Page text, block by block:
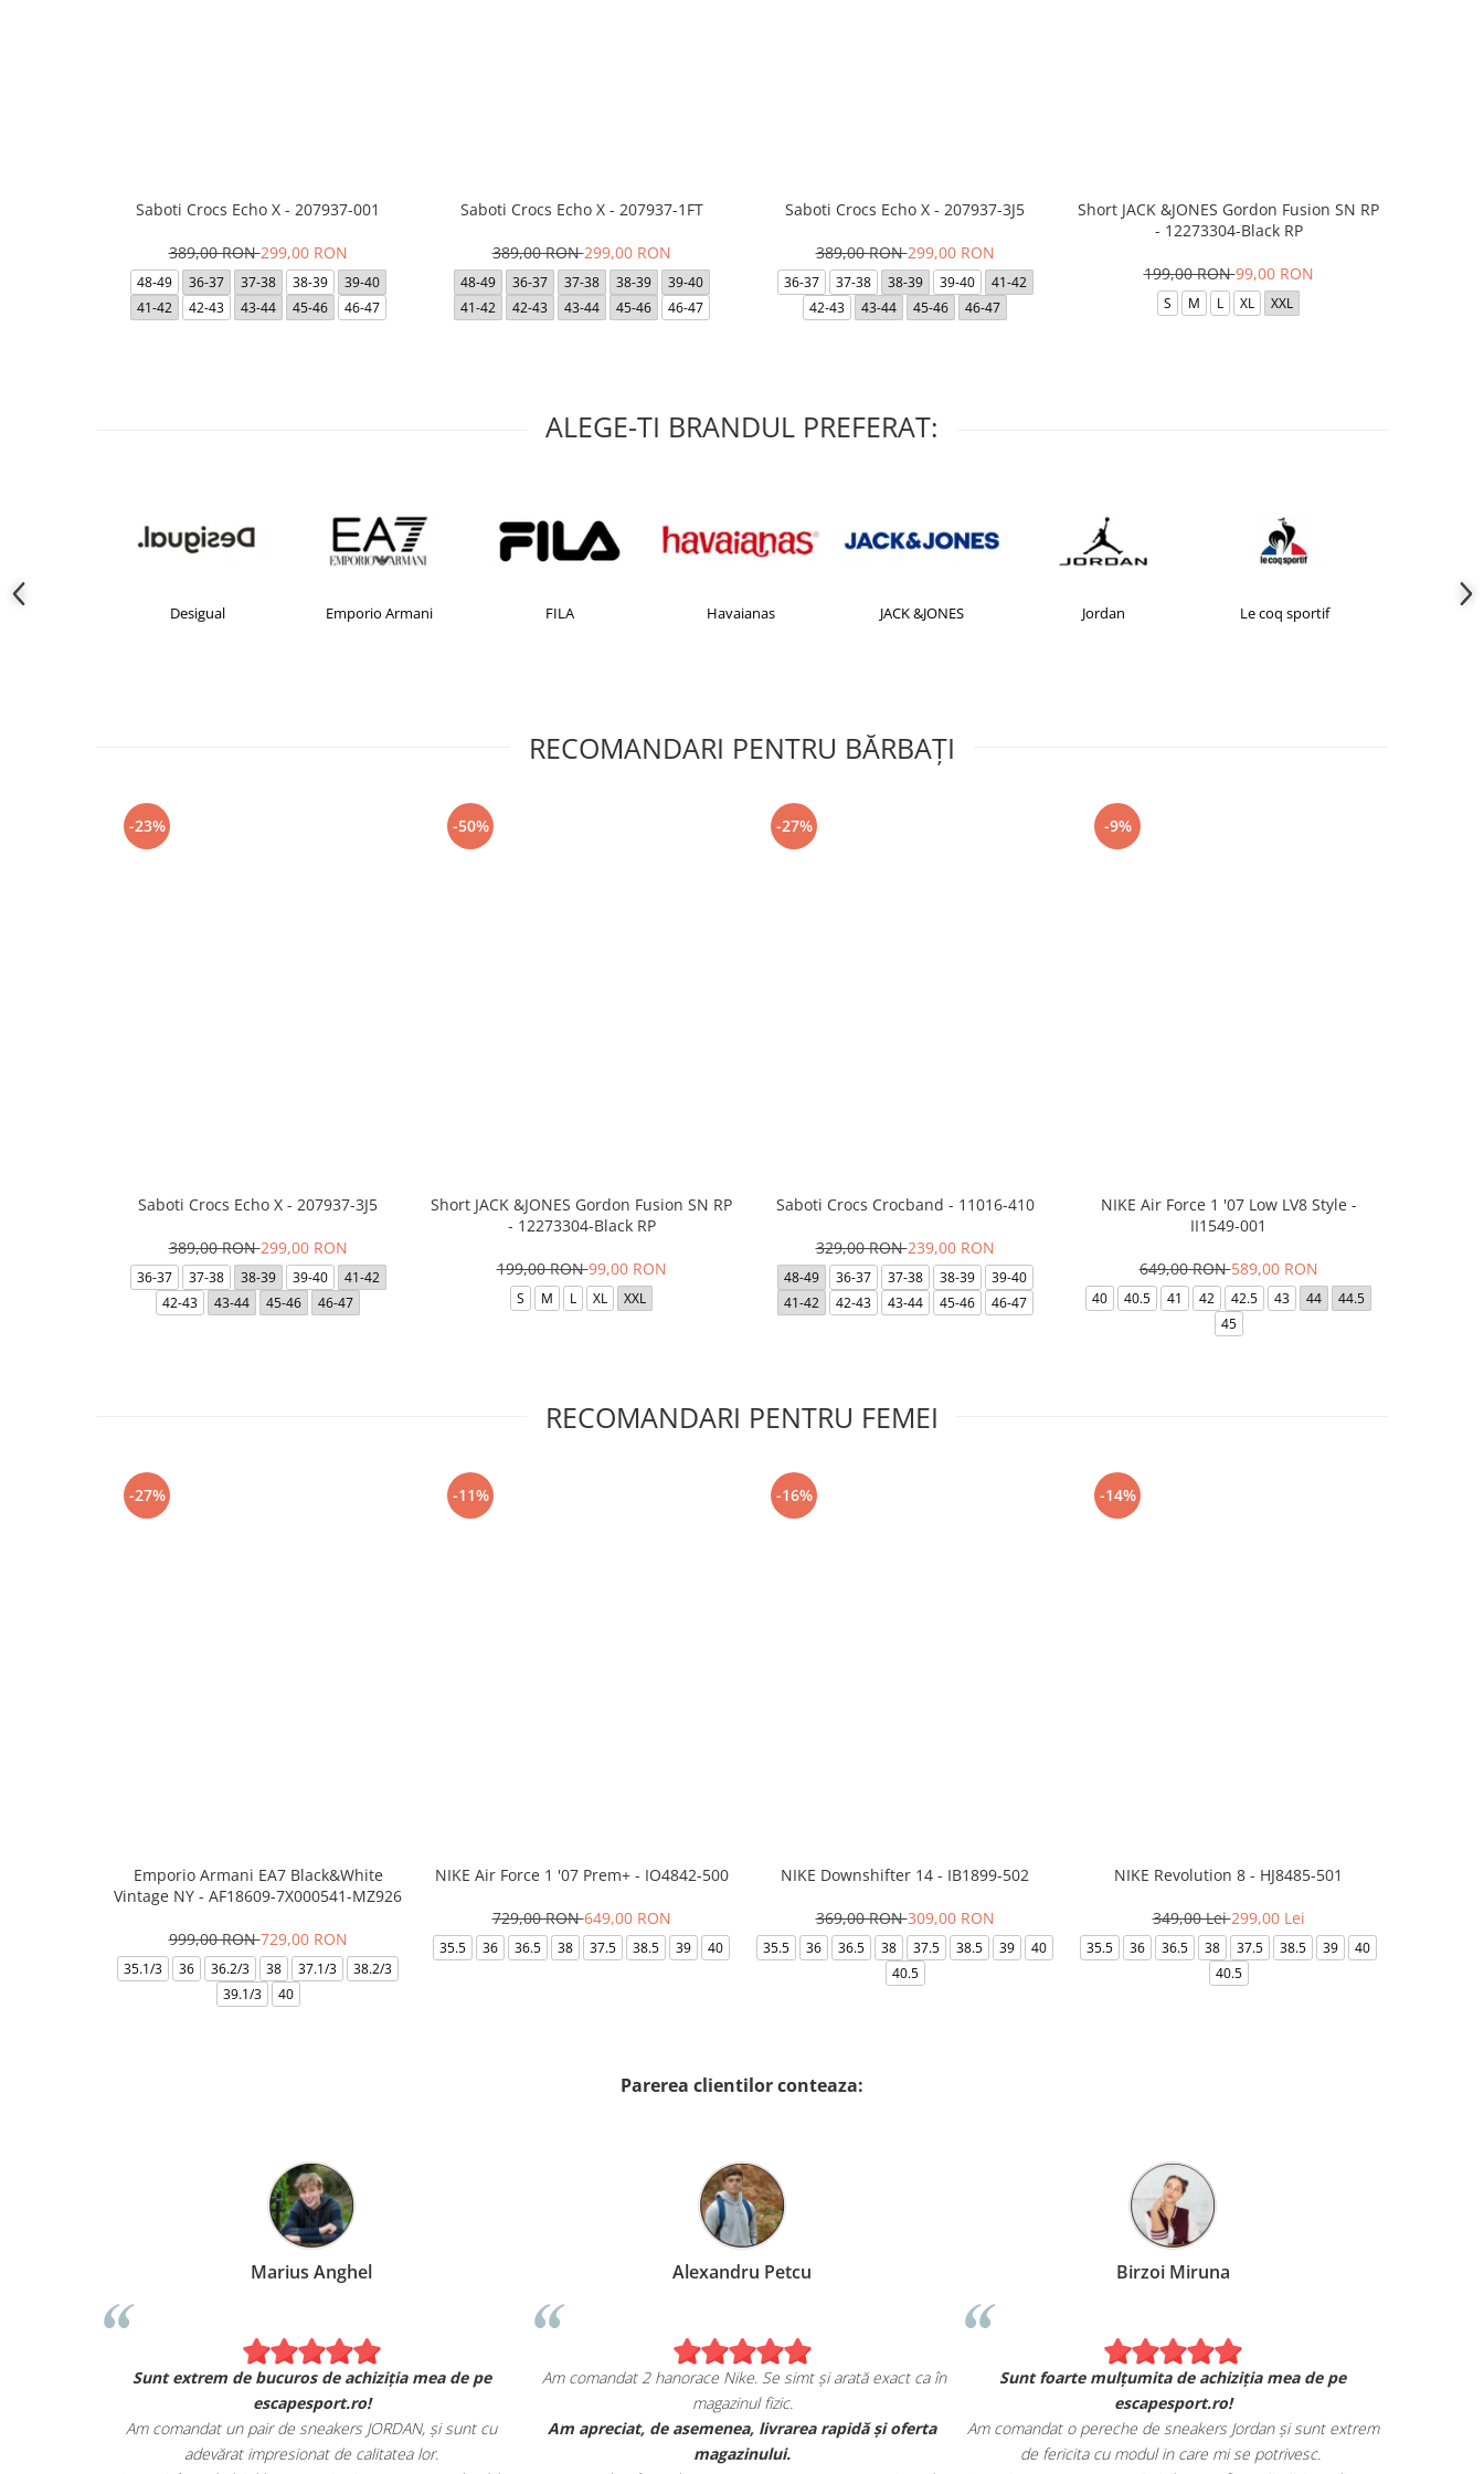
Saboti Crocs Echo X - 207937-001
389,00 RON299,00 RON
48-49 36-37 37-38 38-39
39-40
41-42
42-43 43-44 45-46 46-47
Saboti Crocs Echo X - 207937-1FT
389,00 RON299,00 RON
48-49 36-37 37-38 38-39
39-40
41-42
42-43 43-44 45-46 46-47
Saboti Crocs Echo X - 207937-3J5
389,00 RON299,00 RON
36-37 37-38 38-39 39-40
41-42
42-43
43-44 45-46 46-47
Short JACK &JONES Gordon Fusion SN RP
- 12273304-Black RP
199,00 RON99,00 RON
S M L XL XXL
ALEGE-TI BRANDUL PREFERAT:
Desigual Emporio Armani FILA Havaianas JACK &JONES Jordan Le coq sportif
RECOMANDARI PENTRU BĂRBAŢI
-23%
Saboti Crocs Echo X - 207937-3J5
389,00 RON299,00 RON
36-37 37-38 38-39 39-40
41-42
42-43
43-44 45-46 46-47
-50%
Short JACK &JONES Gordon Fusion SN RP
- 12273304-Black RP
199,00 RON99,00 RON
S M L XL XXL
-27%
Saboti Crocs Crocband - 11016-410
329,00 RON239,00 RON
48-49 36-37 37-38 38-39
39-40
41-42
42-43 43-44 45-46 46-47
-9%
NIKE Air Force 1 '07 Low LV8 Style -
II1549-001
649,00 RON589,00 RON
40 40.5 41 42 42.5 43 44
44.5
45
RECOMANDARI PENTRU FEMEI
-27%
Emporio Armani EA7 Black&White
Vintage NY - AF18609-7X000541-MZ926
999,00 RON729,00 RON
35.1/3 36 36.2/3 38 37.1/3
38.2/3
39.1/3
40
-11%
NIKE Air Force 1 '07 Prem+ - IO4842-500
729,00 RON649,00 RON
35.5 36 36.5 38 37.5 38.5 39 40
-16%
NIKE Downshifter 14 - IB1899-502
369,00 RON309,00 RON
35.5 36 36.5 38 37.5 38.5 39
40
40.5
-14%
NIKE Revolution 8 - HJ8485-501
349,00 Lei299,00 Lei
35.5 36 36.5 38 37.5 38.5 39
40
40.5
Parerea clientilor conteaza:
Marius Anghel
Sunt extrem de bucuros de achiziția mea de pe
escapesport.ro!
Am comandat un pair de sneakers JORDAN, și sunt cu
adevărat impresionat de calitatea lor.
Alexandru Petcu
Am comandat 2 hanorace Nike. Se simt și arată exact ca în
magazinul fizic.
Am apreciat, de asemenea, livrarea rapidă și oferta
magazinului.
Birzoi Miruna
Sunt foarte mulțumita de achiziția mea de pe
escapesport.ro!
Am comandat o pereche de sneakers Jordan și sunt extrem
de fericita cu modul in care mi se potrivesc.